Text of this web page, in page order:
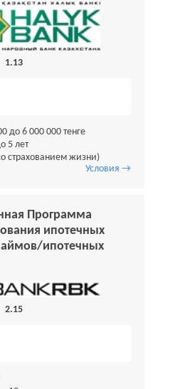
до 6 000 000 тенге
5 лет
страхованием жизни)
Условия →
Программа
ипотечных
ипотечных